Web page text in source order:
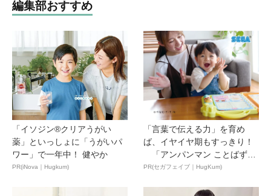
編集部おすすめ
「イソジン®クリアうがい
薬」といっしょに「うがいパ
ワー」で一年中！ 健やか
PR(iNova｜Hugkum)
「言葉で伝える力」を育め
ば、イヤイヤ期もすっきり！
「アンパンマン ことばずか
ん...
PR(セガフェイブ｜HugKum)